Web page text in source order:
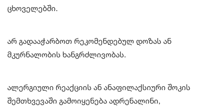
ცხოველებში.
არ გადააჭარბოთ რეკომენდებულ დოზას ან
მკურნალობის ხანგრძლივობას.
ალერგიული რეაქციის ან ანაფილაქსიური შოკის
შემთხვევაში გამოიყენება ადრენალინი,